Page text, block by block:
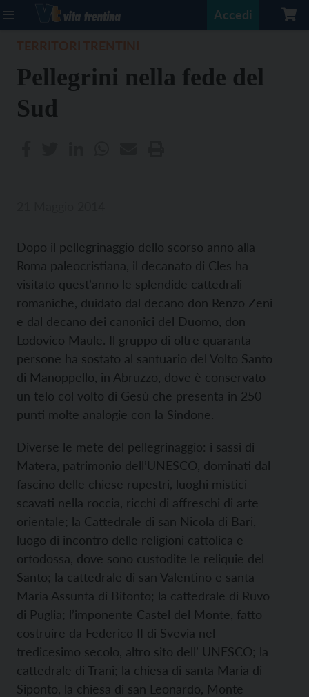
Accedi
Pellegrini nella fede del
Sud
Dopo il pellegrinaggio dello scorso anno alla
Roma paleocristiana, il decanato di Cles ha
visitato quest’anno le splendide cattedrali
romaniche, duidato dal decano don Renzo Zeni
e dal decano dei canonici del Duomo, don
Lodovico Maule. Il gruppo di oltre quaranta
persone ha sostato al santuario del Volto Santo
di Manoppello, in Abruzzo, dove è conservato
un telo col volto di Gesù che presenta in 250
punti molte analogie con la Sindone.
Diverse le mete del pellegrinaggio: i sassi di
Matera, patrimonio dell’UNESCO, dominati dal
fascino delle chiese rupestri, luoghi mistici
scavati nella roccia, ricchi di affreschi di arte
orientale; la Cattedrale di san Nicola di Bari,
luogo di incontro delle religioni cattolica e
ortodossa, dove sono custodite le reliquie del
Santo; la cattedrale di san Valentino e santa
Maria Assunta di Bitonto; la cattedrale di Ruvo
di Puglia; l’imponente Castel del Monte, fatto
costruire da Federico II di Svevia nel
tredicesimo secolo, altro sito dell’ UNESCO; la
cattedrale di Trani; la chiesa di santa Maria di
Siponto, la chiesa di san Leonardo, Monte